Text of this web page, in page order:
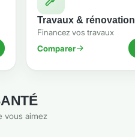
Travaux & rénovation
Financez vos travaux
Comparer
vous aimez